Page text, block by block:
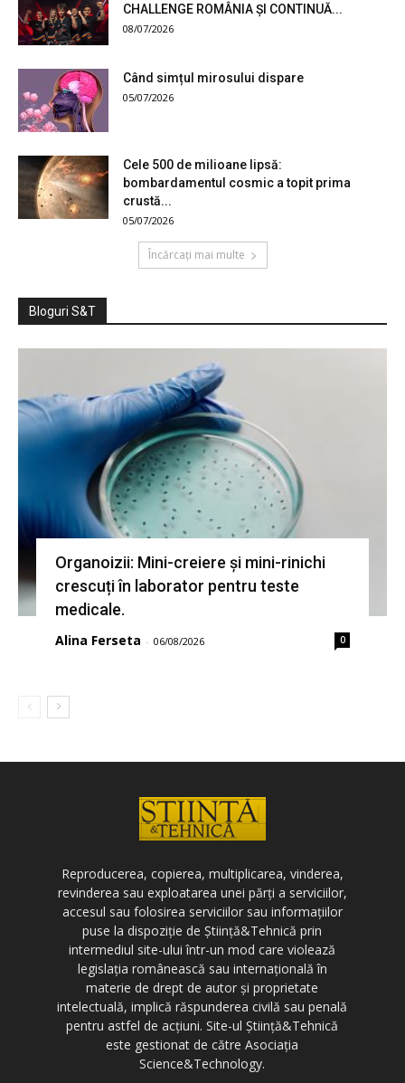
CHALLENGE ROMÂNIA ȘI CONTINUĂ...
08/07/2026
Când simțul mirosului dispare
05/07/2026
Cele 500 de milioane lipsă:
bombardamentul cosmic a topit prima
crustă...
05/07/2026
Încărcați mai multe
Bloguri S&T
Organoizii: Mini-creiere și mini-rinichi
crescuți în laborator pentru teste
medicale.
Alina Ferseta - 06/08/2026 0
Reproducerea, copierea, multiplicarea, vinderea,
revinderea sau exploatarea unei părți a serviciilor,
accesul sau folosirea serviciilor sau informațiilor
puse la dispoziție de Știință&Tehnică prin
intermediul site-ului într-un mod care violează
legislația românească sau internațională în
materie de drept de autor și proprietate
intelectuală, implică răspunderea civilă sau penală
pentru astfel de acțiuni. Site-ul Știință&Tehnică
este gestionat de către Asociația
Science&Technology.